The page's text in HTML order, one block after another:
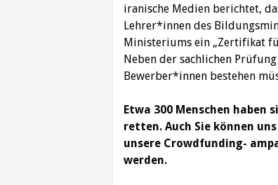
iranische Medien berichtet,
Lehrer*innen des
Ministeriums ein „Zertifikat
Neben der sachlichen
Bewerber*innen bestehen
Etwa 300 Menschen haben
retten. Auch Sie können
unsere Crowdfunding-
werden.